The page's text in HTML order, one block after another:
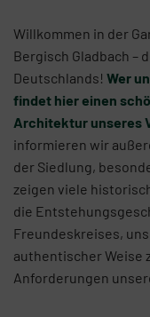
Willkommen in der
Bergisch Gladbach –
Deutschlands! Wer
findet hier einen
Architektur unseres
informieren wir
der Siedlung,
zeigen viele
die
Freundeskreises,
authentischer Weise
Anforderungen